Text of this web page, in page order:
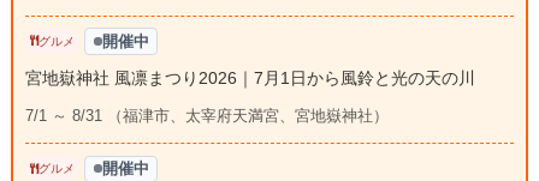
グルメ 開催中
宮地嶽神社 風凛まつり2026｜7月1日から風鈴と光の天の川
7/1 ～ 8/31 （福津市、太宰府天満宮、宮地嶽神社）
グルメ 開催中